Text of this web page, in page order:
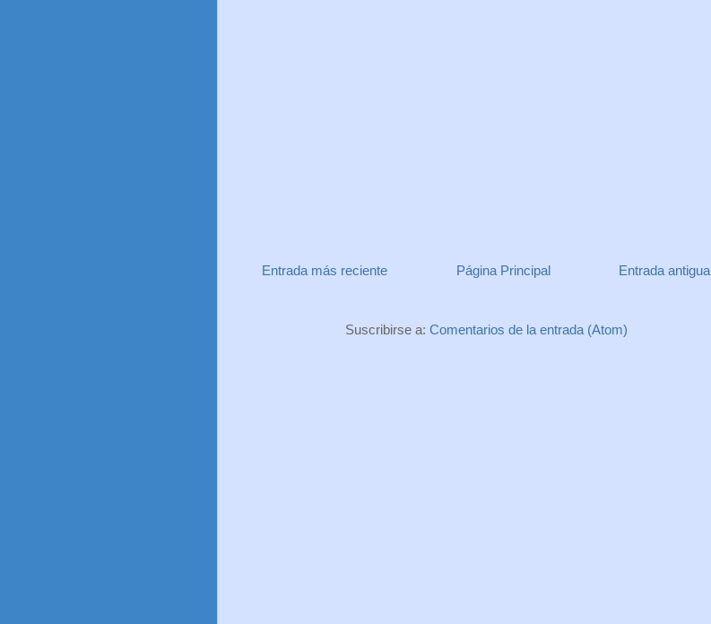
Entrada más reciente Entrada antigua
Página Principal
Suscribirse a: Comentarios de la entrada (Atom)